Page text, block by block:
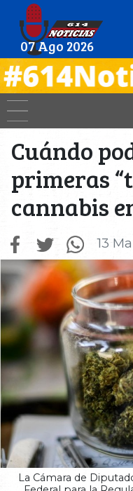
07 Ago 2026
Cuándo
primeras
cannabis
13
La Cámara de